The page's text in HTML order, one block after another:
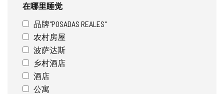
在哪里睡觉
品牌"POSADAS REALES"
农村房屋
波萨达斯
乡村酒店
酒店
公寓